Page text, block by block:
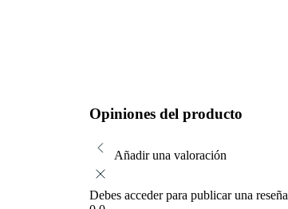
Opiniones del producto
Añadir una valoración
Debes acceder para publicar una reseña